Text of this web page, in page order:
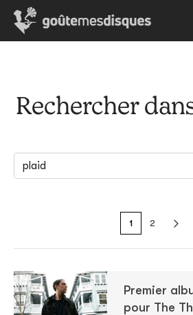
Rechercher
1 2
Premier
pour The